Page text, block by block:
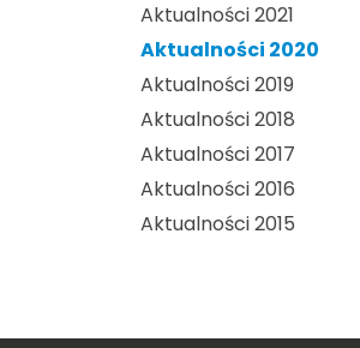
Aktualności 2021
Aktualności 2020
Aktualności 2019
Aktualności 2018
Aktualności 2017
Aktualności 2016
Aktualności 2015